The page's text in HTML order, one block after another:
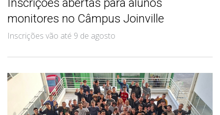
Inscrições abertas para alunos
monitores no Câmpus Joinville
Inscrições vão até 9 de agosto